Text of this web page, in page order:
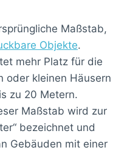
Maßstab,
Objekte.
mehr Platz für die
oder kleinen Häusern
zu 20 Metern.
Maßstab wird zur
bezeichnet und
Gebäuden mit einer